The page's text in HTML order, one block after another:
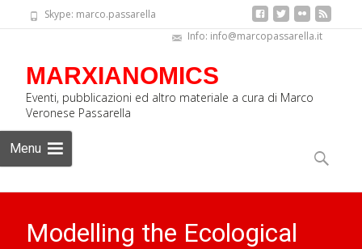
Skype: marco.passarella
Info: info@marcopassarella.it
MARXIANOMICS
Eventi, pubblicazioni ed altro materiale a cura di Marco
Veronese Passarella
Menu
to
content
Ricerca
Modelling the Ecological